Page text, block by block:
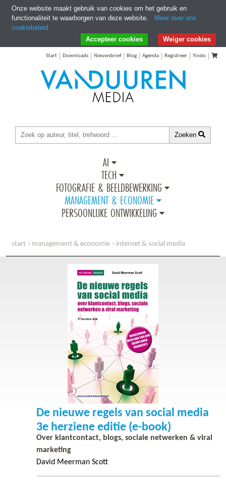
Ga direct naar Zoeken
Ga direct naar Inhoud
Start Downloads Nieuwsbrief Blog Agenda Registreer Yindo
Zoeken
AI
TECH
FOTOGRAFIE & BEELDBEWERKING
MANAGEMENT & ECONOMIE
PERSOONLIJKE ONTWIKKELING
start management & economie internet & social media
de nieuwe regels van social media 3e herziene editie (e-book)
De nieuwe regels van social media
3e herziene editie (e-book)
Over klantcontact, blogs, sociale netwerken & viral
marketing
David Meerman Scott
Onze website maakt gebruik van cookies om het gebruik en
functionaliteit te waarborgen van deze website.
Meer over ons
cookiebeleid
Weiger cookies
Accepteer cookies